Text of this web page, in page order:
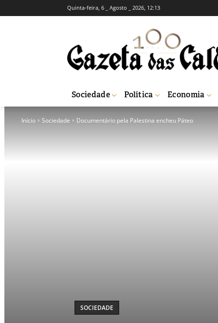
Quinta-feira, 6 _ Agosto _ 2026, 12:13
Sociedade Política Economia
Início Sociedade Documentário pela Palestina encheu Páteo
SOCIEDADE